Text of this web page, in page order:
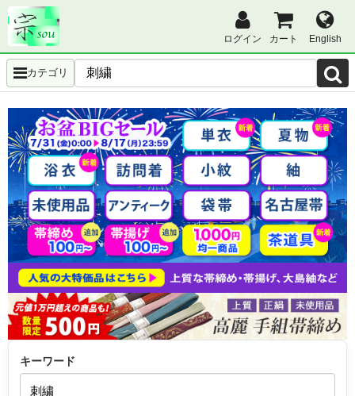
ログイン カート English
カテゴリ
キーワード